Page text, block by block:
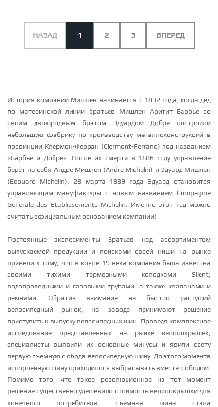
НАЗАД 1 2 3 ВПЕРЕД
История компании Мишлен начинается с 1832 года, когда дед
по материнской линии братьев Мишлен Аритит Барбье со
своим двоюродным братом Эдуардом Добре построили
небольшую фабрику по производству металлоконструкций в
провинции Клермон-Ферран (Clermont-Ferrand) под названием
«Барбье и Добре». После их смерти в 1886 году управление
берет на себя Андре Мишлен (Andre Michelin) и Эдуард Мишлен
(Edouard Michelin). 28 марта 1889 года Эдуард становится
управляющим мануфактуры с новым названием Compagnie
Generale des Etablissements Michelin. Именно этот год можно
считать официальным основанием компании!
Постоянные эксперименты Братьев над ассортиментом
выпускаемой продукции и поисками своей ниши на рынке
привели к тому, что в конце 19 века компания была известна
своими тихими тормозными колодками Silent,
водопроводными и газовыми трубами, а также клапанами и
ремнями. Обратив внимание на быстро растущий
велосипедный рынок, на заводе принимают решение
приступить к выпуску велосипедных шин. Проведя комплексное
исследование представленных на рынке велопокрышек,
специалисты выявили их основные минусы и явили свету
первую съемную с обода велосипедную шину. До этого момента
испорченную шину приходилось выбрасывать вместе с ободом.
Помимо того, что такое революционное на тот момент
решение существенно удешевило стоимость велопокрышки для
конечного потребителя, съемная шина стала